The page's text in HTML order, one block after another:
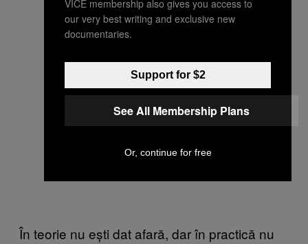
În teorie nu ești dat afară, dar în practică nu
VICE membership also gives you access to
our very best writing and exclusive new
documentaries.
Support for $2
See All Membership Plans
Or, continue for free